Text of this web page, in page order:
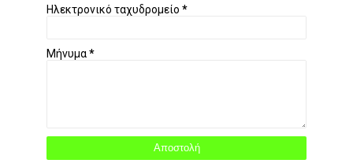
Ηλεκτρονικό ταχυδρομείο *
Μήνυμα*